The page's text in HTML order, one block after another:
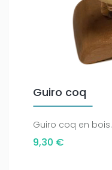
Guiro coq
Guiro coq en bois.
9,30 €